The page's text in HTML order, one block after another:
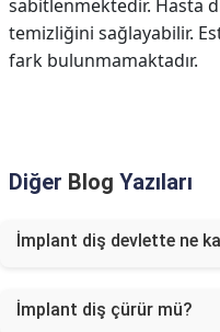
sabitlenmektedir. Hasta
temizliğini sağlayabilir.
fark bulunmamaktadır.
Diğer Blog Yazıları
İmplant diş devlette ne
İmplant diş çürür mü?